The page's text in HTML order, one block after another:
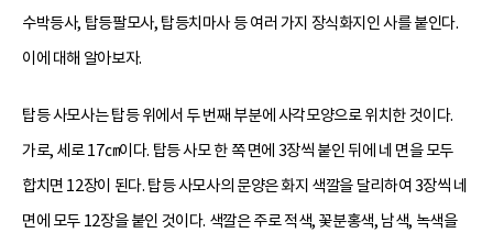
수박등사, 탑등팔모사, 탑등치마사 등 여러 가지 장식화지인 사를 붙인다.
이에 대해 알아보자.
탑등 사모사는 탑등 위에서 두 번째 부분에 사각모양으로 위치한 것이다.
가로, 세로 17㎝이다. 탑등 사모 한 쪽 면에 3장씩 붙인 뒤에 네 면을 모두
합치면 12장이 된다. 탑등 사모사의 문양은 화지 색깔을 달리하여 3장씩 네
면에 모두 12장을 붙인 것이다. 색깔은 주로 적색, 꽃분홍색, 남색, 녹색을